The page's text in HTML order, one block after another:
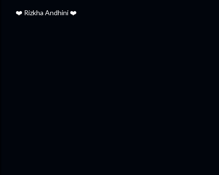
❤️ Rizkha Andhini ❤️